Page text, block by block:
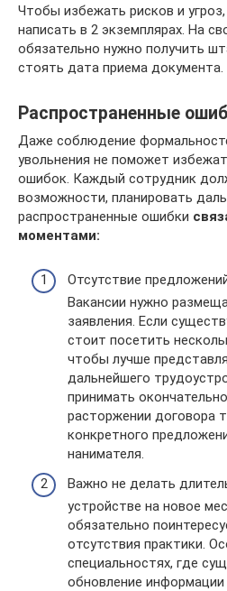
Чтобы избежать рисков и
написать в 2 экземплярах. На
обязательно нужно получить
стоять дата приема документа.
Распространенные
Даже соблюдение
увольнения не поможет
ошибок. Каждый сотрудник
возможности, планировать
распространенные ошибки
моментами:
Отсутствие
Вакансии нужно
заявления. Если
стоит посетить
чтобы лучше
дальнейшего
принимать
расторжении договора
конкретного
нанимателя.
Важно не делать
устройстве на новое
обязательно
отсутствия практики.
специальностях, где
обновление информации